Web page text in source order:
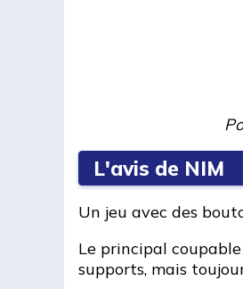
L'avis de NIM
Un jeu avec des
Le principal
supports, mais